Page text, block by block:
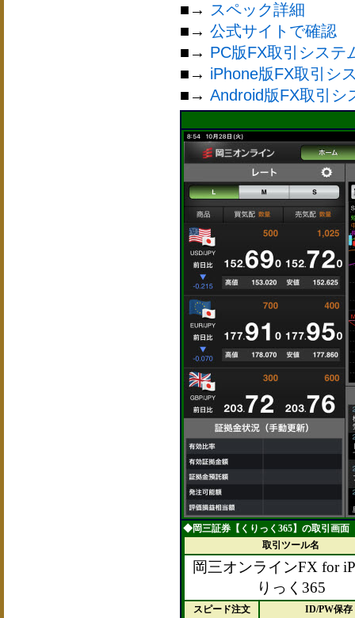
■→ スペック詳細
■→ 公式サイトで確認
■→ PC版FX取引システ
■→ iPhone版FX取引シ
■→ Android版FX取引シ
◆岡三証券【くりっく365】の取引画面
取引ツール名
岡三オンラインFX for
りっく365
スピード注文 ID/PW保存